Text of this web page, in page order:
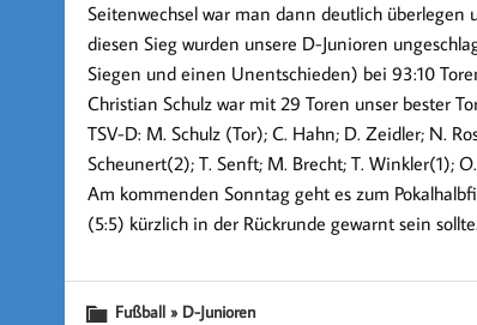
Seitenwechsel war man dann deutlich überlegen
diesen Sieg wurden unsere D-Junioren
Siegen und einen Unentschieden) bei 93:10
Christian Schulz war mit 29 Toren unser bester
TSV-D: M. Schulz (Tor); C. Hahn; D. Zeidler; N.
Scheunert(2); T. Senft; M. Brecht; T. Winkler(1);
Am kommenden Sonntag geht es zum
(5:5) kürzlich in der Rückrunde gewarnt sein sollte.
Fußball » D-Junioren